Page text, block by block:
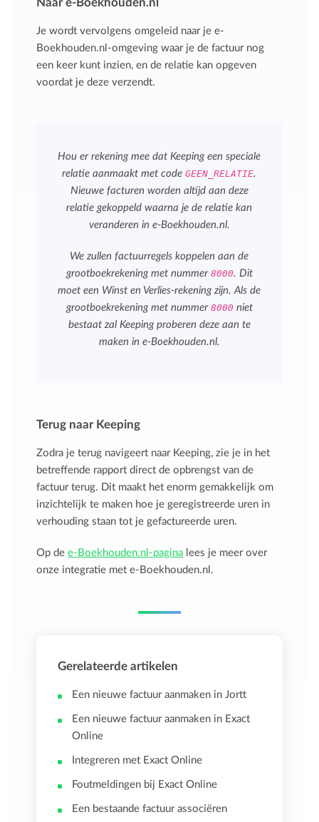
Naar e-Boekhouden.nl
Je wordt vervolgens omgeleid naar je e-
Boekhouden.nl-omgeving waar je de factuur nog
een keer kunt inzien, en de relatie kan opgeven
voordat je deze verzendt.
Hou er rekening mee dat Keeping een speciale
relatie aanmaakt met codeGEEN_RELATIE.
Nieuwe facturen worden altijd aan deze
relatie gekoppeld waarna je de relatie kan
veranderen in e-Boekhouden.nl.
We zullen factuurregels koppelen aan de
grootboekrekening met nummer 8000. Dit
moet een Winst en Verlies-rekening zijn. Als de
grootboekrekening met nummer 8000niet
bestaat zal Keeping proberen deze aan te
maken in e-Boekhouden.nl.
Terug naar Keeping
Zodra je terug navigeert naar Keeping, zie je in het
betreffende rapport direct de opbrengst van de
factuur terug. Dit maakt het enorm gemakkelijk om
inzichtelijk te maken hoe je geregistreerde uren in
verhouding staan tot je gefactureerde uren.
Op dee-Boekhouden.nl-pagina lees je meer over
onze integratie met e-Boekhouden.nl.
Gerelateerde artikelen
Een nieuwe factuur aanmaken in Jortt
Een nieuwe factuur aanmaken in Exact
Online
Integreren met Exact Online
Foutmeldingen bij Exact Online
Een bestaande factuur associëren